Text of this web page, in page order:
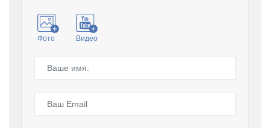
Фото Видео